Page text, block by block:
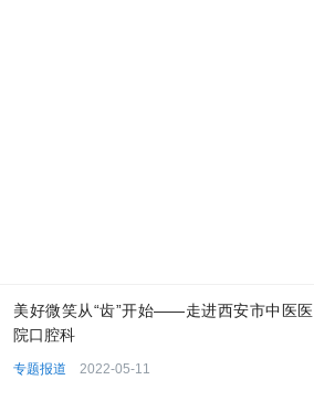
美好微笑从“齿”开始——走进西安市中医医
院口腔科
专题报道 2022-05-11